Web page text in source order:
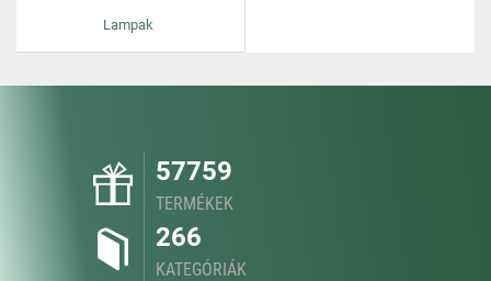
Lampak
57759
TERMÉKEK
266
KATEGÓRIÁK